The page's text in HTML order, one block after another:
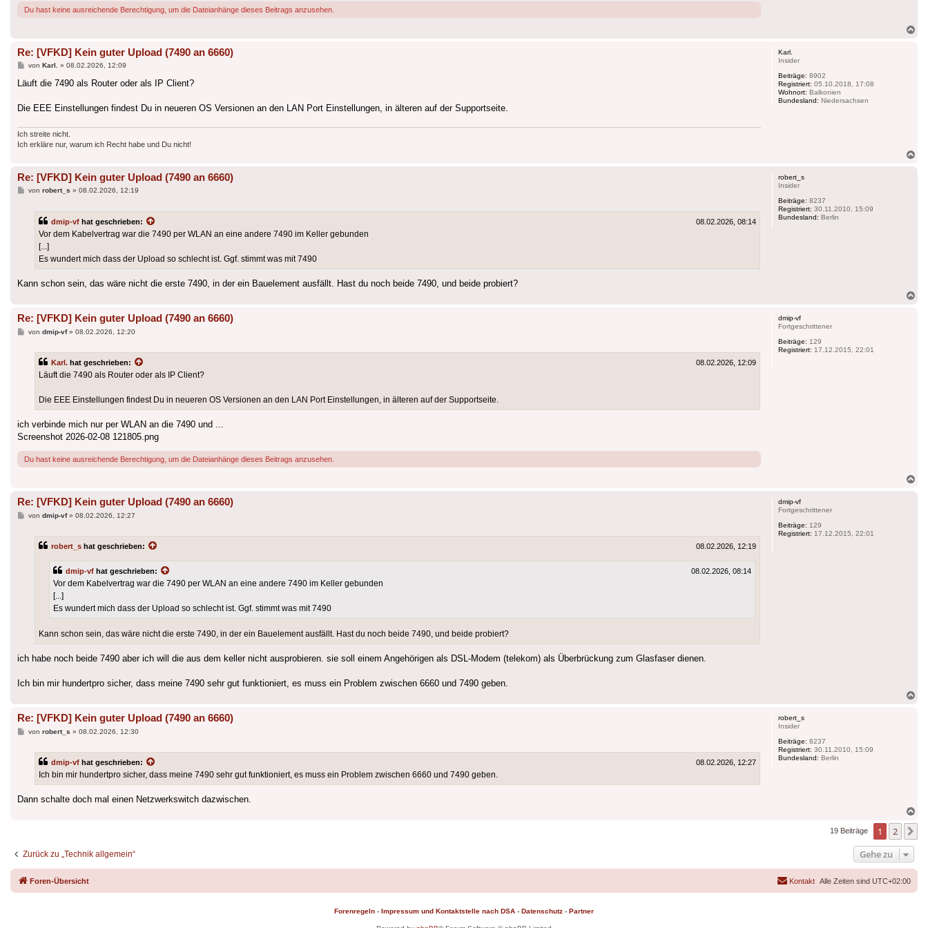
Du hast keine ausreichende Berechtigung, um die Dateianhänge dieses Beitrags anzusehen.
Karl.
Insider
Beiträge: 8902
Registriert: 05.10.2018, 17:08
Wohnort: Balkonien
Bundesland: Niedersachsen
Re: [VFKD] Kein guter Upload (7490 an 6660)
Beitrag
von Karl. » 08.02.2026, 12:09
Läuft die 7490 als Router oder als IP Client?
Die EEE Einstellungen findest Du in neueren OS Versionen an den LAN Port Einstellungen, in älteren auf der Supportseite.
Ich streite nicht.
Ich erkläre nur, warum ich Recht habe und Du nicht!
robert_s
Insider
Beiträge: 8237
Registriert: 30.11.2010, 15:09
Bundesland: Berlin
Re: [VFKD] Kein guter Upload (7490 an 6660)
Beitrag
von robert_s » 08.02.2026, 12:19
dmip-vf hat geschrieben: 08.02.2026, 08:14
Vor dem Kabelvertrag war die 7490 per WLAN an eine andere 7490 im Keller gebunden
[...]
Es wundert mich dass der Upload so schlecht ist. Ggf. stimmt was mit 7490
Kann schon sein, das wäre nicht die erste 7490, in der ein Bauelement ausfällt. Hast du noch beide 7490, und beide probiert?
dmip-vf
Fortgeschrittener
Beiträge: 129
Registriert: 17.12.2015, 22:01
Re: [VFKD] Kein guter Upload (7490 an 6660)
Beitrag
von dmip-vf» 08.02.2026, 12:20
Karl. hat geschrieben: 08.02.2026, 12:09
Läuft die 7490 als Router oder als IP Client?
Die EEE Einstellungen findest Du in neueren OS Versionen an den LAN Port Einstellungen, in älteren auf der Supportseite.
ich verbinde mich nur per WLAN an die 7490 und ...
Screenshot 2026-02-08 121805.png
Du hast keine ausreichende Berechtigung, um die Dateianhänge dieses Beitrags anzusehen.
dmip-vf
Fortgeschrittener
Beiträge: 129
Registriert: 17.12.2015, 22:01
Re: [VFKD] Kein guter Upload (7490 an 6660)
Beitrag
von dmip-vf» 08.02.2026, 12:27
robert_s hat geschrieben: 08.02.2026, 12:19
dmip-vf hat geschrieben: 08.02.2026, 08:14
Vor dem Kabelvertrag war die 7490 per WLAN an eine andere 7490 im Keller gebunden
[...]
Es wundert mich dass der Upload so schlecht ist. Ggf. stimmt was mit 7490
Kann schon sein, das wäre nicht die erste 7490, in der ein Bauelement ausfällt. Hast du noch beide 7490, und beide probiert?
ich habe noch beide 7490 aber ich will die aus dem keller nicht ausprobieren. sie soll einem Angehörigen als DSL-Modem (telekom) als Überbrückung zum Glasfaser dienen.
Ich bin mir hundertpro sicher, dass meine 7490 sehr gut funktioniert, es muss ein Problem zwischen 6660 und 7490 geben.
robert_s
Insider
Beiträge: 8237
Registriert: 30.11.2010, 15:09
Bundesland: Berlin
Re: [VFKD] Kein guter Upload (7490 an 6660)
Beitrag
von robert_s » 08.02.2026, 12:30
dmip-vf hat geschrieben: 08.02.2026, 12:27
Ich bin mir hundertpro sicher, dass meine 7490 sehr gut funktioniert, es muss ein Problem zwischen 6660 und 7490 geben.
Dann schalte doch mal einen Netzwerkswitch dazwischen.
19 Beiträge 1 2
Zurück zu „Technik allgemein“ Gehe zu
Foren-Übersicht Alle Zeiten sind UTC+02:00
Kontakt
Forenregeln - Impressum und Kontaktstelle nach DSA - Datenschutz - Partner